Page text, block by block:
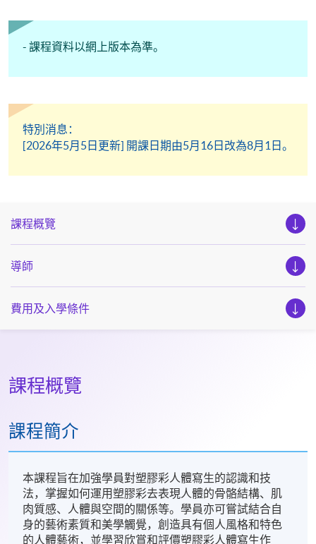
- 課程資料以網上版本為準。
特別消息：
[2026年5月5日更新] 開課日期由5月16日改為8月1日。
課程概覽
導師
費用及入學條件
課程概覽
課程簡介
本課程旨在加強學員對塑膠彩人體寫生的認識和技
法，掌握如何運用塑膠彩去表現人體的骨骼結構、肌
肉質感、人體與空間的關係等。學員亦可嘗試結合自
身的藝術素質和美學觸覺，創造具有個人風格和特色
的人體藝術，並學習欣賞和評價塑膠彩人體寫生作